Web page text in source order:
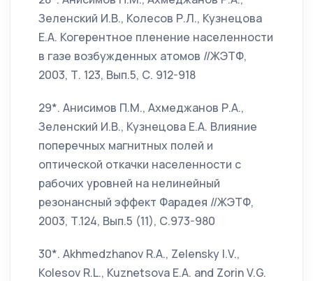
Зеленский И.В., Колесов Р.Л., Кузнецова
Е.А. Когерентное пленение населенности
в газе возбужденных атомов //ЖЭТФ,
2003, Т. 123, Вып.5, С. 912-918
29*. Анисимов П.М., Ахмеджанов Р.А.,
Зеленский И.В., Кузнецова Е.А. Влияние
поперечных магнитных полей и
оптической откачки населенности с
рабочих уровней на нелинейный
резонансный эффект Фарадея //ЖЭТФ,
2003, Т.124, Вып.5 (11), С.973-980
30*. Akhmedzhanov R.A., Zelensky I.V.,
Kolesov R.L., Kuznetsova E.A. and Zorin V.G.